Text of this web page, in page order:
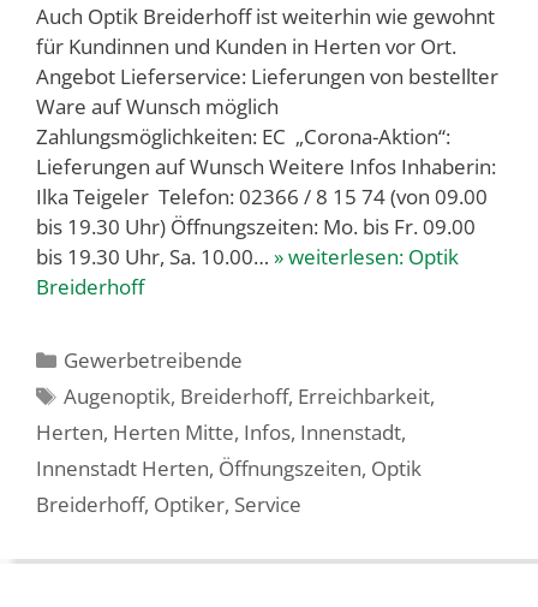
Auch Optik Breiderhoff ist weiterhin wie gewohnt
für Kundinnen und Kunden in Herten vor Ort.
Angebot Lieferservice: Lieferungen von bestellter
Ware auf Wunsch möglich
Zahlungsmöglichkeiten: EC „Corona-Aktion“:
Lieferungen auf Wunsch Weitere Infos Inhaberin:
Ilka Teigeler Telefon: 02366 / 8 15 74 (von 09.00
bis 19.30 Uhr) Öffnungszeiten: Mo. bis Fr. 09.00
bis 19.30 Uhr, Sa. 10.00… » weiterlesen: Optik
Breiderhoff
Kategorien
Gewerbetreibende
Schlagwörter
Augenoptik, Breiderhoff, Erreichbarkeit,
Herten, Herten Mitte, Infos, Innenstadt,
Innenstadt Herten, Öffnungszeiten, Optik
Breiderhoff, Optiker, Service